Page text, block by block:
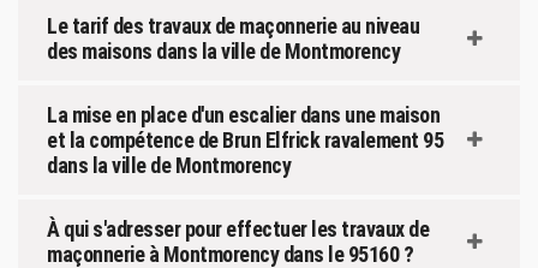
Le tarif des travaux de maçonnerie au niveau
des maisons dans la ville de Montmorency
La mise en place d'un escalier dans une maison
et la compétence de Brun Elfrick ravalement 95
dans la ville de Montmorency
À qui s'adresser pour effectuer les travaux de
maçonnerie à Montmorency dans le 95160 ?